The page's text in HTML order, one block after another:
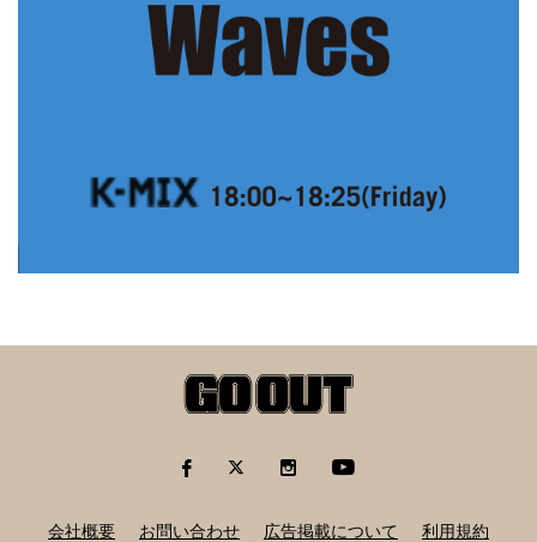
会社概要 お問い合わせ 広告掲載について
利用規約